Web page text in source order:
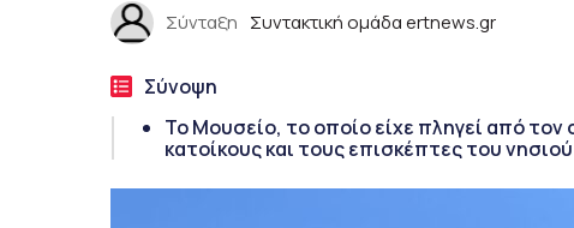
Σύνταξη Συντακτική ομάδα ertnews.gr
Σύνοψη
Το Μουσείο, το οποίο είχε πληγεί από
κατοίκους και τους επισκέπτες του νησιού